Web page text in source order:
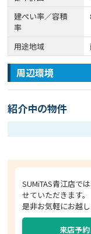
建ぺい率／容積
率
用途地域
周辺環境
紹介中の物件
SUMiTAS青江店で
せていただきます。
是非お気軽にお越し
来店予約